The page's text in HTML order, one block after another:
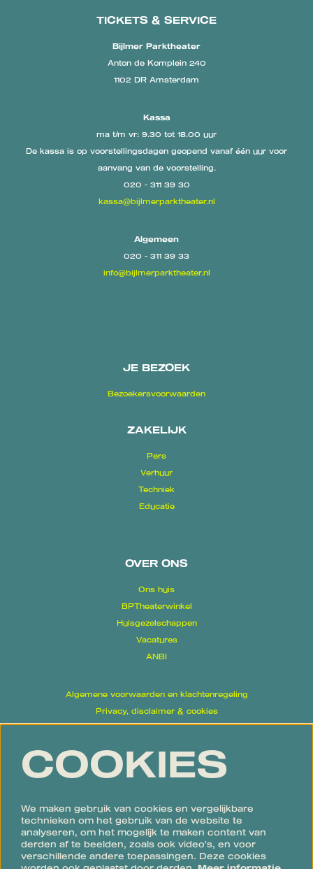
TICKETS & SERVICE
Bijlmer Parktheater
Anton de Komplein 240
1102 DR Amsterdam
Kassa
ma t/m vr: 9.30 tot 18.00 uur
De kassa is op voorstellingsdagen geopend vanaf één uur voor
aanvang van de voorstelling.
020 - 311 39 30
kassa@bijlmerparktheater.nl
Algemeen
020 - 311 39 33
info@bijlmerparktheater.nl
JE BEZOEK
Bezoekersvoorwaarden
ZAKELIJK
Pers
Verhuur
Techniek
Educatie
OVER ONS
Ons huis
BPTheaterwinkel
Huisgezelschappen
Vacatures
ANBI
Algemene voorwaarden en klachtenregeling
Privacy, disclaimer & cookies
Meld je aan voor de nieuwsbrief
COOKIES
We maken gebruik van cookies en vergelijkbare
technieken om het gebruik van de website te
analyseren, om het mogelijk te maken content van
derden af te beelden, zoals ook video’s, en voor
verschillende andere toepassingen. Deze cookies